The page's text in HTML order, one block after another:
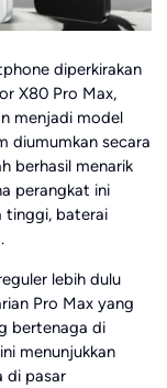
diperkirakan
X80 Pro Max,
menjadi model
diumumkan secara
berhasil menarik
perangkat ini
tinggi, baterai
lebih dulu
Pro Max yang
bertenaga di
menunjukkan
di pasar